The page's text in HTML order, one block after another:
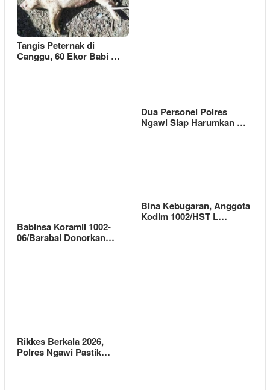
Tangis Peternak di
Canggu, 60 Ekor Babi …
Dua Personel Polres
Ngawi Siap Harumkan …
Babinsa Koramil 1002-
06/Barabai Donorkan…
Bina Kebugaran, Anggota
Kodim 1002/HST L…
Rikkes Berkala 2026,
Polres Ngawi Pastik…